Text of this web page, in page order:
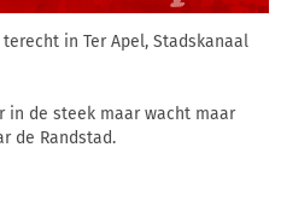
in Ter Apel, Stadskanaal
in de steek maar wacht maar
de Randstad.